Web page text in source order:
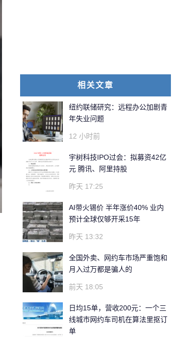
相关文章
纽约联储研究：远程办公加剧青
年失业问题
12 小时前
宇树科技IPO过会：拟募资42亿
元 腾讯、阿里持股
昨天 17:25
AI带火锡价 半年涨价40% 业内
预计全球仅够开采15年
昨天 13:32
全国外卖、网约车市场严重饱和
月入过万都是骗人的
前天 18:05
日均15单，营收200元：一个三
线城市网约车司机在算法里抠订
单